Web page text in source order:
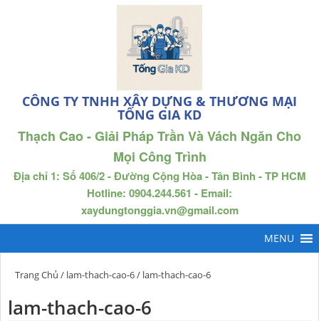
CÔNG TY TNHH XÂY DỰNG & THƯƠNG MẠI
TỐNG GIA KD
Thạch Cao - Giải Pháp Trần Và Vách Ngăn Cho
Mọi Công Trình
Địa chỉ 1: Số 406/2 - Đường Cộng Hòa - Tân Bình - TP HCM
Hotline: 0904.244.561 - Email:
xaydungtonggia.vn@gmail.com
Trang Chủ / lam-thach-cao-6/ lam-thach-cao-6
lam-thach-cao-6